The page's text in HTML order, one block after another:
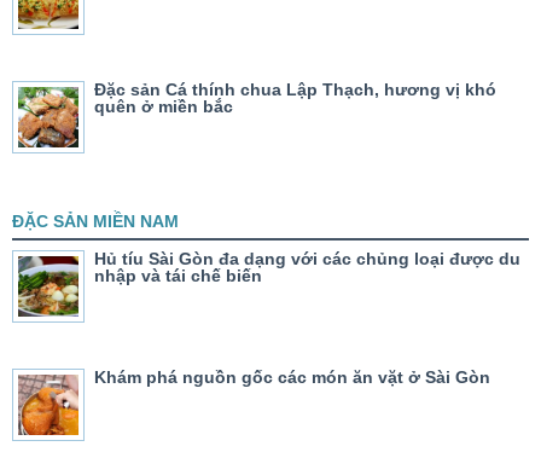
Đặc sản Cá thính chua Lập Thạch, hương vị khó
quên ở miền bắc
ĐẶC SẢN MIỀN NAM
Hủ tíu Sài Gòn đa dạng với các chủng loại được du
nhập và tái chế biến
Khám phá nguồn gốc các món ăn vặt ở Sài Gòn